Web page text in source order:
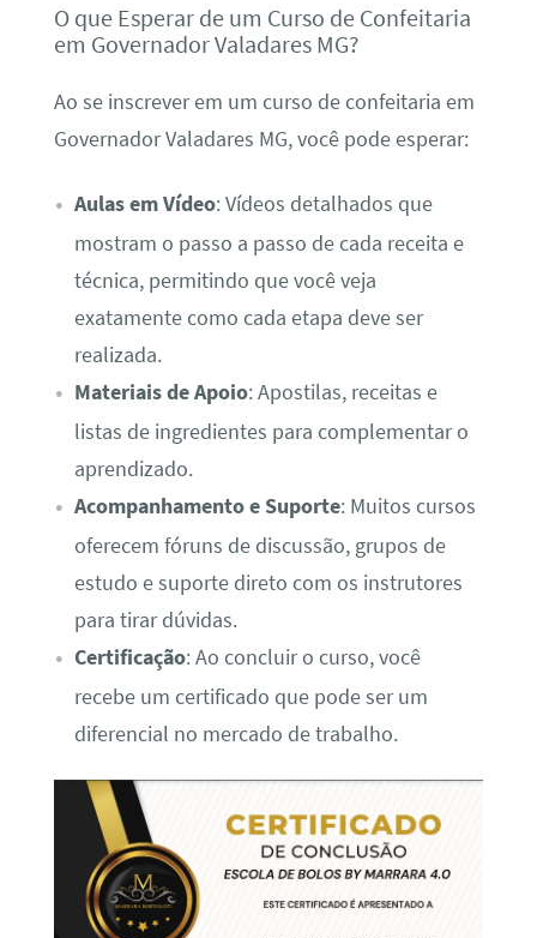
O que Esperar de um Curso de Confeitaria
em Governador Valadares MG?
Ao se inscrever em um curso de confeitaria em
Governador Valadares MG, você pode esperar:
Aulas em Vídeo: Vídeos detalhados que
mostram o passo a passo de cada receita e
técnica, permitindo que você veja
exatamente como cada etapa deve ser
realizada.
Materiais de Apoio: Apostilas, receitas e
listas de ingredientes para complementar o
aprendizado.
Acompanhamento e Suporte: Muitos cursos
oferecem fóruns de discussão, grupos de
estudo e suporte direto com os instrutores
para tirar dúvidas.
Certificação: Ao concluir o curso, você
recebe um certificado que pode ser um
diferencial no mercado de trabalho.